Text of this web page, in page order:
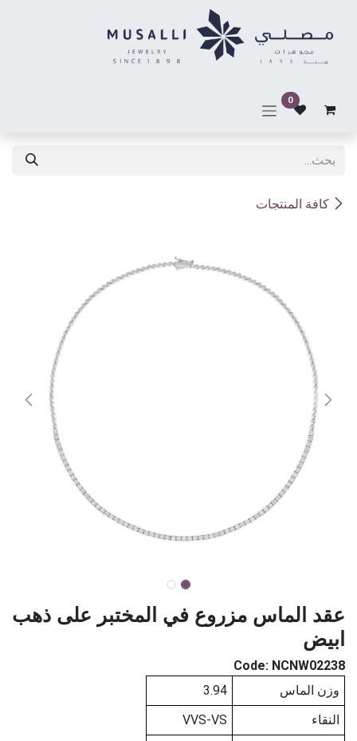
0
كافة المنتجات
عقد الماس مزروع في المختبر على ذهب
ابيض
Code: NCNW02238
وزن الماس
3.94
النقاء
VVS-VS